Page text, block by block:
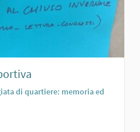
di quartiere: memoria ed